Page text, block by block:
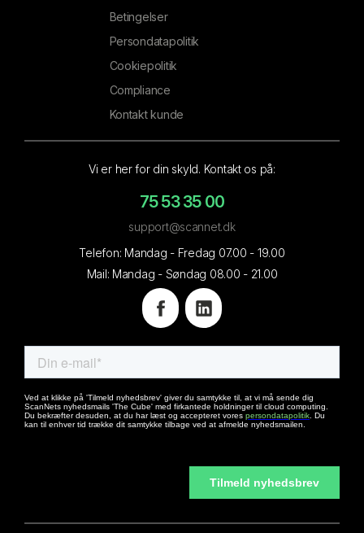
Betingelser
Persondatapolitik
Cookiepolitik
Compliance
Kontakt kunde
Vi er her for din skyld. Kontakt os på:
75 53 35 00
support@scannet.dk
Telefon: Mandag - Fredag 07.00 - 19.00
Mail: Mandag - Søndag 08.00 - 21.00